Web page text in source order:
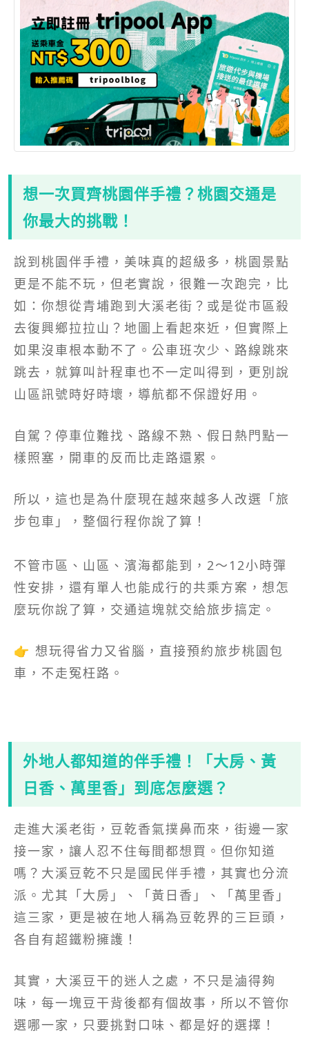
想一次買齊桃園伴手禮？桃園交通是
你最大的挑戰！
說到桃園伴手禮，美味真的超級多，桃園景點
更是不能不玩，但老實說，很難一次跑完，比
如：你想從青埔跑到大溪老街？或是從市區殺
去復興鄉拉拉山？地圖上看起來近，但實際上
如果沒車根本動不了。公車班次少、路線跳來
跳去，就算叫計程車也不一定叫得到，更別說
山區訊號時好時壞，導航都不保證好用。
自駕？停車位難找、路線不熟、假日熱門點一
樣照塞，開車的反而比走路還累。
所以，這也是為什麼現在越來越多人改選「旅
步包車」，整個行程你說了算！
不管市區、山區、濱海都能到，2～12小時彈
性安排，還有單人也能成行的共乘方案，想怎
麼玩你說了算，交通這塊就交給旅步搞定。
👉 想玩得省力又省腦，直接預約旅步桃園包
車，不走冤枉路。
外地人都知道的伴手禮！「大房、黃
日香、萬里香」到底怎麼選？
走進大溪老街，豆乾香氣撲鼻而來，街邊一家
接一家，讓人忍不住每間都想買。但你知道
嗎？大溪豆乾不只是國民伴手禮，其實也分流
派。尤其「大房」、「黃日香」、「萬里香」
這三家，更是被在地人稱為豆乾界的三巨頭，
各自有超鐵粉擁護！
其實，大溪豆干的迷人之處，不只是滷得夠
味，每一塊豆干背後都有個故事，所以不管你
選哪一家，只要挑對口味、都是好的選擇！